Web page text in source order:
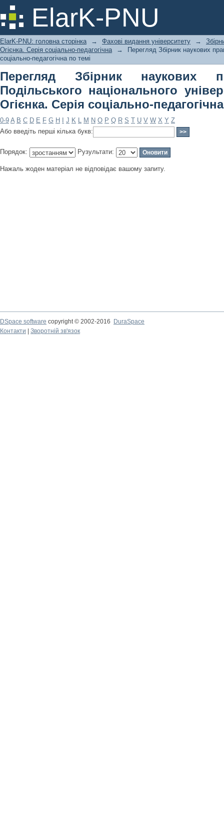
ElarK-PNU
Перегляд Збірник наукових
університету імені Івана Огієнка.
ElarK-PNU: головна сторінка → Фахові видання університету →
Огієнка. Серія соціально-педагогічна
→
Перегляд Збірник наукових
соціально-педагогічна по темі
Перегляд Збірник наукових
Подільського національного
Огієнка. Серія соціально-
0-9 A B C D E F G H J K L M N O P Q R S T U V W X Y Z
Або введіть перші кілька букв:
Порядок: Рузультати:
Нажаль жоден матеріал не відповідає вашому запиту.
DSpace software copyright © 2002-2016
DuraSpace
Контакти
Зворотній зв'язок